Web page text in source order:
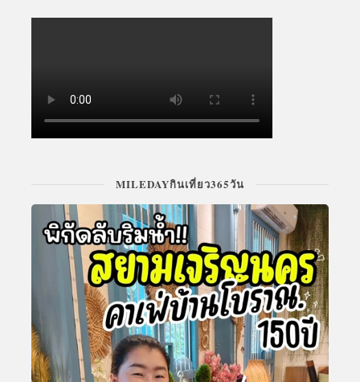
MILEDAYกินเที่ยว365วัน